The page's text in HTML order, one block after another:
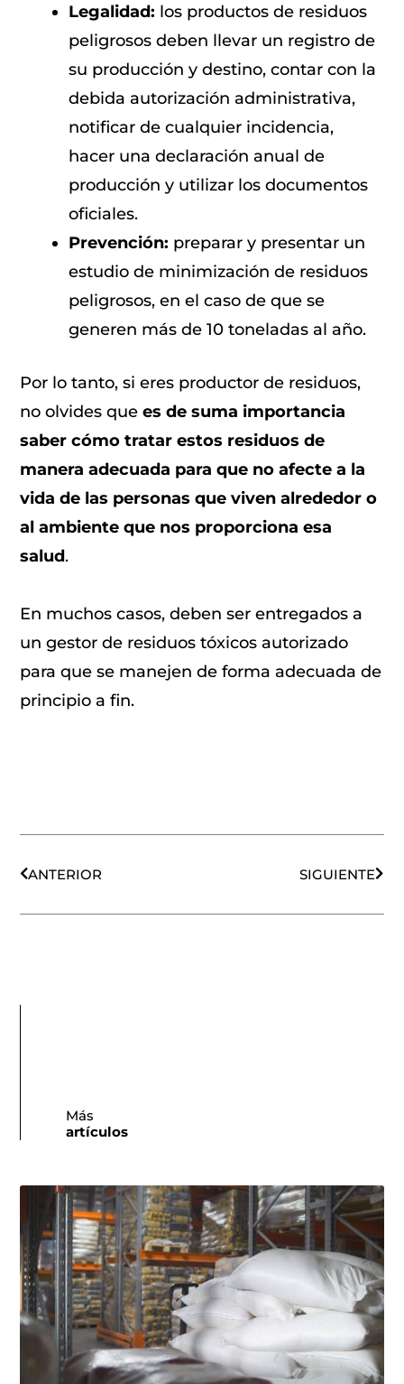
Legalidad: los productos de residuos
peligrosos deben llevar un registro de
su producción y destino, contar con la
debida autorización administrativa,
notificar de cualquier incidencia,
hacer una declaración anual de
producción y utilizar los documentos
oficiales.
Prevención: preparar y presentar un
estudio de minimización de residuos
peligrosos, en el caso de que se
generen más de 10 toneladas al año.
Por lo tanto, si eres productor de residuos,
no olvides quees de suma importancia
saber cómo tratar estos residuos de
manera adecuada para que no afecte a la
vida de las personas que viven alrededor o
al ambiente que nos proporciona esa
salud.
En muchos casos, deben ser entregados a
un gestor de residuos tóxicos autorizado
para que se manejen de forma adecuada de
principio a fin.
ANTERIOR
SIGUIENTE
Más
artículos